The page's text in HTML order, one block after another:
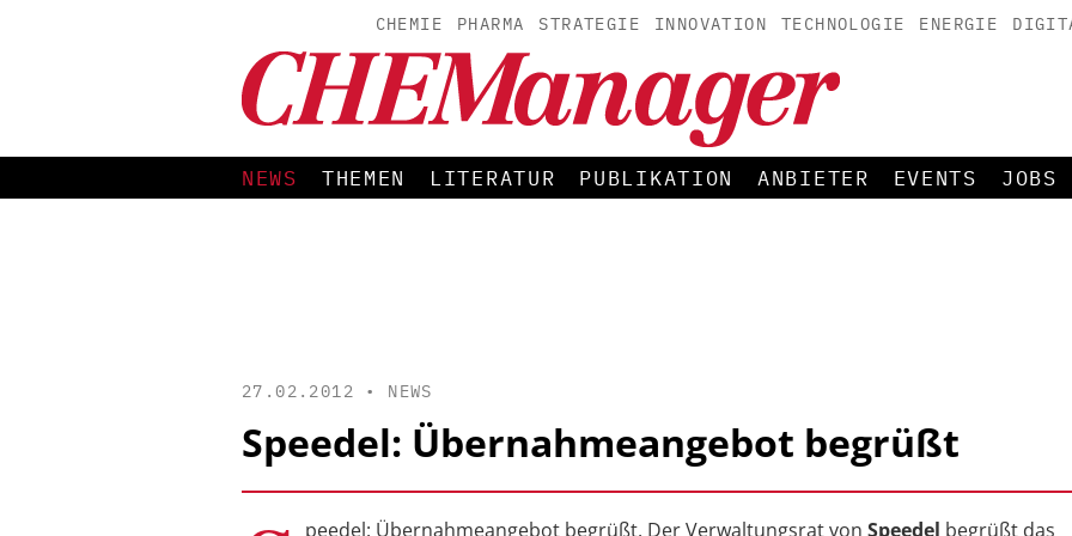
CHEMIE PHARMA STRATEGIE INNOVATION TECHNOLOGIE ENERGIE
NEWS THEMEN LITERATUR PUBLIKATION ANBIETER EVENTS JOBS
27.02.2012 • NEWS
Speedel: Übernahmeangebot begrüßt
peedel: Übernahmeangebot begrüßt. Der Verwaltungsrat von Speedel begrüßt das